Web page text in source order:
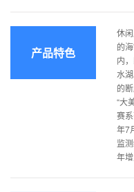
产品特色
休
的
内
水
的
“大
赛
年7
监
年增